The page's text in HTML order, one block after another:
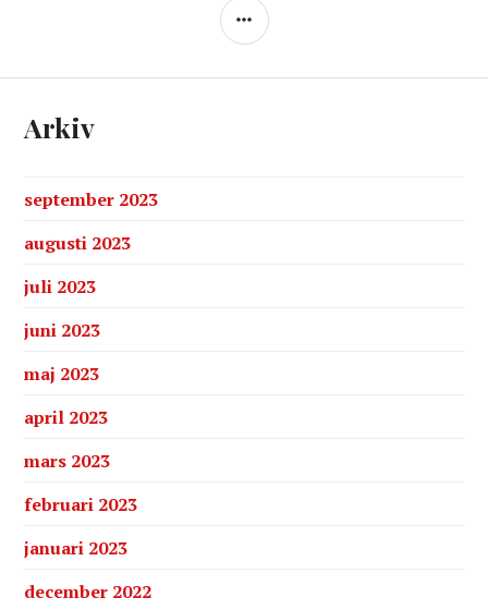
SIDOPANEL
Arkiv
september 2023
augusti 2023
juli 2023
juni 2023
maj 2023
april 2023
mars 2023
februari 2023
januari 2023
december 2022